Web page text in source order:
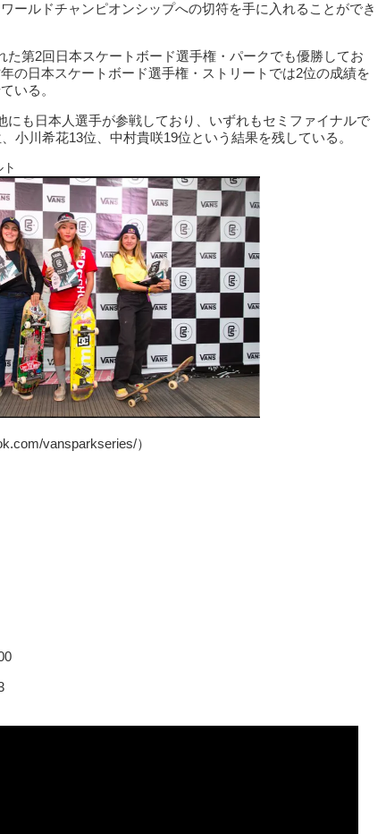
ールドチャンピオンシップへの切符を手に入れることができ
た第2回日本スケートボード選手権・パークでも優勝してお
の日本スケートボード選手権・ストリートでは2位の成績を
いる。
にも日本人選手が参戦しており、いずれもセミファイナルで
小川希花13位、中村貴咲19位という結果を残している。
vansparkseries/）